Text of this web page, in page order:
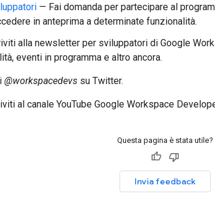
— Fai domanda per partecipare al
in anteprima a determinate funzionalità.
alla newsletter per sviluppatori di Google
eventi in programma e altro ancora.
@workspacedevs su Twitter.
al canale YouTube Google Workspace
Questa pagina è stata utile?
Invia feedback